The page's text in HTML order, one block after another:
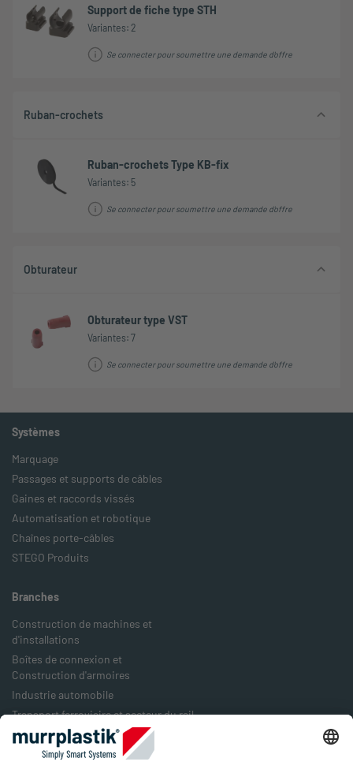
Support de fiche type STH
Variantes: 2
Se connecter pour soumettre une demande d'offre
Ruban-crochets
Ruban-crochets Type KB-fix
Variantes: 5
Se connecter pour soumettre une demande d'offre
Obturateur
Obturateur type VST
Variantes: 7
Se connecter pour soumettre une demande d'offre
Systèmes
Marquage
Passages et supports de câbles
Gaines et raccords vissés
Automatisation et robotique
Chaînes porte-câbles
STEGO Produits
Branches
Construction de machines et
d'installations
Boîtes de connexion et
Construction d'armoires
Industrie automobile
Transport ferroviaire et secteur du rail
Industrie agro-alimentaire
Industrie de l'emballage